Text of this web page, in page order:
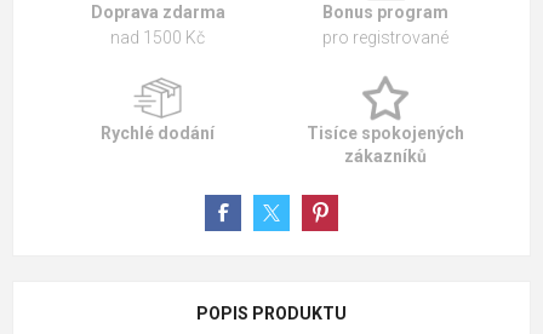
Doprava zdarma
nad 1500 Kč
Bonus program
pro registrované
Rychlé dodání
Tisíce spokojených
zákazníků
POPIS PRODUKTU